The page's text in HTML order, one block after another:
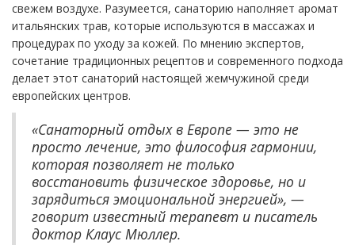
свежем воздухе. Разумеется, санаторию наполняет аромат
итальянских трав, которые используются в массажах и
процедурах по уходу за кожей. По мнению экспертов,
сочетание традиционных рецептов и современного подхода
делает этот санаторий настоящей жемчужиной среди
европейских центров.
«Санаторный отдых в Европе — это не
просто лечение, это философия гармонии,
которая позволяет не только
восстановить физическое здоровье, но и
зарядиться эмоциональной энергией», —
говорит известный терапевт и писатель
доктор Клаус Мюллер.